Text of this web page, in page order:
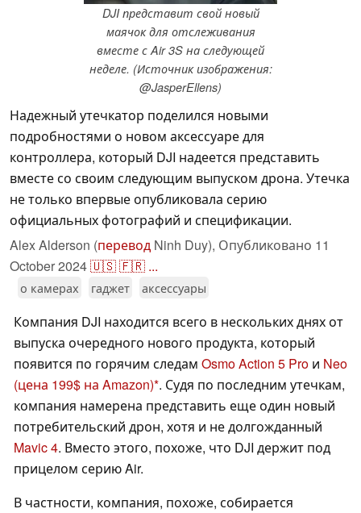
DJI представит свой новый
маячок для отслеживания
вместе с Air 3S на следующей
неделе. (Источник изображения:
@JasperEllens)
Надежный утечкатор поделился новыми
подробностями о новом аксессуаре для
контроллера, который DJI надеется представить
вместе со своим следующим выпуском дрона. Утечка
не только впервые опубликовала серию
официальных фотографий и спецификации.
Alex Alderson (перевод Ninh Duy), Опубликовано 11
October 2024🇺🇸🇫🇷 ...
о камерах гаджет аксессуары
Компания DJI находится всего в нескольких днях от
выпуска очередного нового продукта, который
появится по горячим следам Osmo Action 5 Pro и Neo
(цена 199$ на Amazon) . Судя по последним утечкам,
компания намерена представить еще один новый
потребительский дрон, хотя и не долгожданный
Mavic 4. Вместо этого, похоже, что DJI держит под
прицелом серию Air.
В частности, компания, похоже, собирается